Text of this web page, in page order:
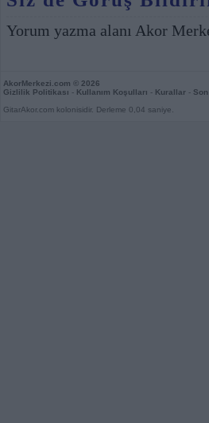
Yorum yazma alanı Akor
AkorMerkezi.com © 2026
Gizlilik Politikası - Kullanım Koşulları - Kurallar -
GitarAkor.com kolonisidir. Derleme 0,04 saniye.